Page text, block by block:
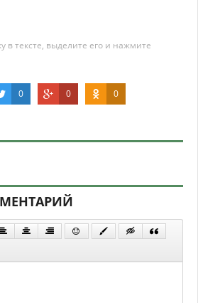
в тексте, выделите его и нажмите
0 0 0